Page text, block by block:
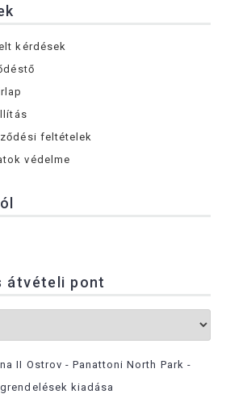
kérdések
feltételek
védelme
átvételi pont
II Ostrov - Panattoni North Park -
kiadása